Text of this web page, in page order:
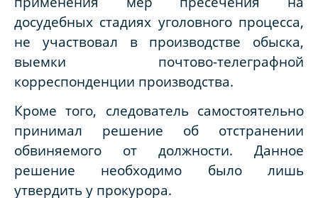
досудебных стадиях уголовного процесса,
не участвовал в производстве обыска,
выемки почтово-телеграфной
корреспонденции производства.
Кроме того, следователь самостоятельно
принимал решение об отстранении
обвиняемого от должности. Данное
решение необходимо было лишь
утвердить у прокурора.